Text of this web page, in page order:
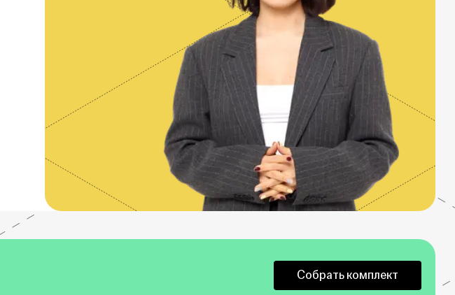
Собрать комплект